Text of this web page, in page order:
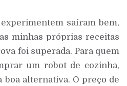
saíram bem,
minhas próprias receitas
foi superada. Para quem
um robot de cozinha,
boa alternativa. O preço de